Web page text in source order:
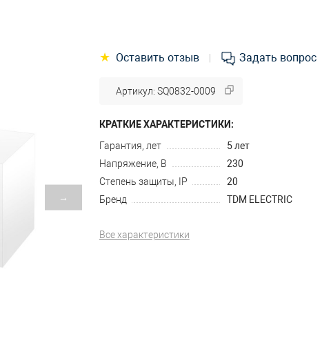
→
★ Оставить отзыв Задать вопрос
Артикул: SQ0832-0009
КРАТКИЕ ХАРАКТЕРИСТИКИ:
Гарантия, лет
5 лет
Напряжение, В
230
Степень защиты, IP
20
Бренд
TDM ELECTRIC
Все характеристики